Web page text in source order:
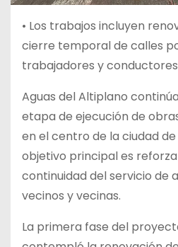
• Los trabajos incluyen
cierre temporal de calles
trabajadores y
Aguas del Altiplano
etapa de ejecución de
en el centro de la ciudad de
objetivo principal es
continuidad del servicio de
vecinos y vecinas.
La primera fase del